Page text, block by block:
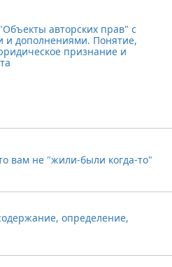
авторских прав" с
и дополнениями. Понятие,
признание и
вам не "жили-были когда-то"
определение,